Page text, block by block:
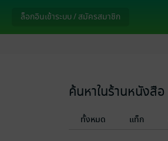
ล็อกอินเข้าระบบ / สมัครสมาชิก
ค้นหาในร้านหนังสือ
ทั้งหมด แท็ก